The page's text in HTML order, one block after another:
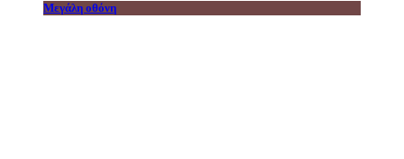
Μεγάλη οθόνη